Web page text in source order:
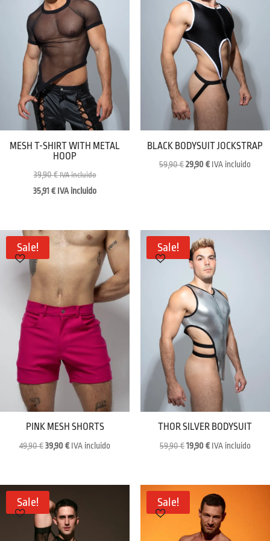
MESH T-SHIRT WITH METAL
HOOP
39,90€ IVA incluido
35,91€ IVA incluido
BLACK BODYSUIT JOCKSTRAP
59,90€Original
29,90€Current
IVA incluido
Sale!
PINK MESH SHORTS
49,90€Original
49,90 €.
39,90€Current
IVA incluido
Sale!
THOR SILVER BODYSUIT
59,90€Original
59,90 €.
19,90€Current
19,90 €.
IVA incluido
Sale! Sale!